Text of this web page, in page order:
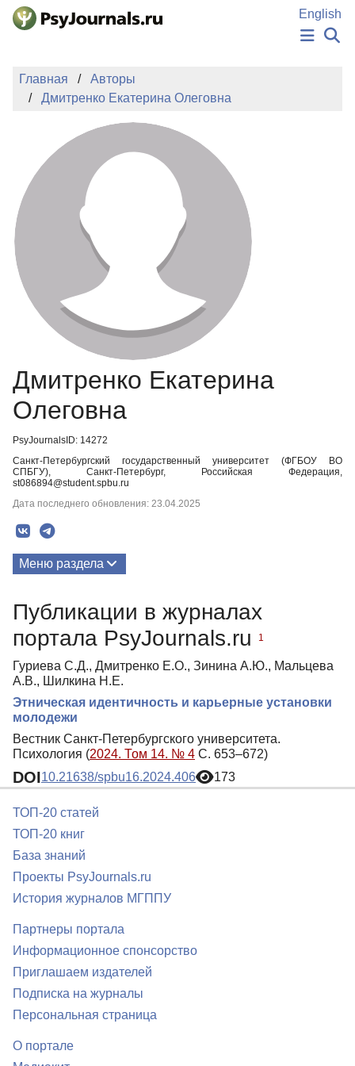
Перейти к основному содержанию
English
ИЗДАНИЯ
ПОДАТЬ РУКОПИСЬ
БАЗА ЗНАНИЙ
КЛЮЧЕВЫЕ СЛОВА
Регистрация
Главная
Авторы
Дмитренко Екатерина Олеговна
Дмитренко Екатерина
Олеговна
PsyJournalsID: 14272
Санкт-Петербургский государственный университет (ФГБОУ ВО
СПБГУ), Санкт-Петербург, Российская Федерация,
st086894@student.spbu.ru
Дата последнего обновления: 23.04.2025
Меню раздела
Публикации в журналах
портала PsyJournals.ru
1
Гуриева С.Д., Дмитренко Е.О., Зинина А.Ю., Мальцева
А.В., Шилкина Н.Е.
Этническая идентичность и карьерные установки
молодежи
Вестник Санкт-Петербургского университета.
Психология (2024. Том 14. № 4 С. 653–672)
DOI10.21638/spbu16.2024.406 173
ТОП-20 статей
ТОП-20 книг
База знаний
Проекты PsyJournals.ru
История журналов МГППУ
Партнеры портала
Информационное спонсорство
Приглашаем издателей
Подписка на журналы
Персональная страница
О портале